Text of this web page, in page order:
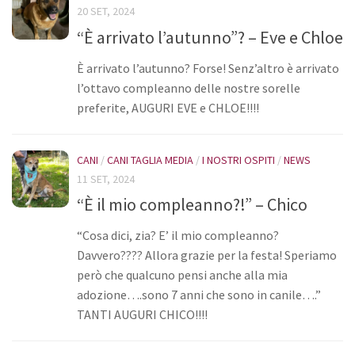
20 SET, 2024
“È arrivato l’autunno”? – Eve e Chloe
È arrivato l’autunno? Forse! Senz’altro è arrivato
l’ottavo compleanno delle nostre sorelle
preferite, AUGURI EVE e CHLOE!!!!
CANI /CANI TAGLIA MEDIA /I NOSTRI OSPITI /NEWS
11 SET, 2024
“È il mio compleanno?!” – Chico
“Cosa dici, zia? E’ il mio compleanno?
Davvero???? Allora grazie per la festa! Speriamo
però che qualcuno pensi anche alla mia
adozione….sono 7 anni che sono in canile….”
TANTI AUGURI CHICO!!!!